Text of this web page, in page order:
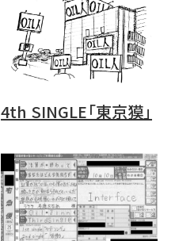
4th SINGLE「東京獏」